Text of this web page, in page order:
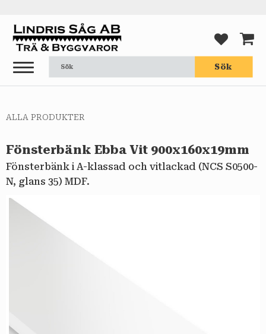
Meny
Sök
ALLA PRODUKTER
Fönsterbänk Ebba Vit 900x160x19mm
Fönsterbänk i A-klassad och vitlackad (NCS S0500-
N, glans 35) MDF.